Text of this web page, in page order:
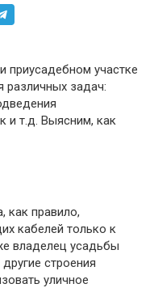
приусадебном участке
задач:
и т.д. Выясним, как
как правило,
кабелей только к
владелец усадьбы
строения
уличное